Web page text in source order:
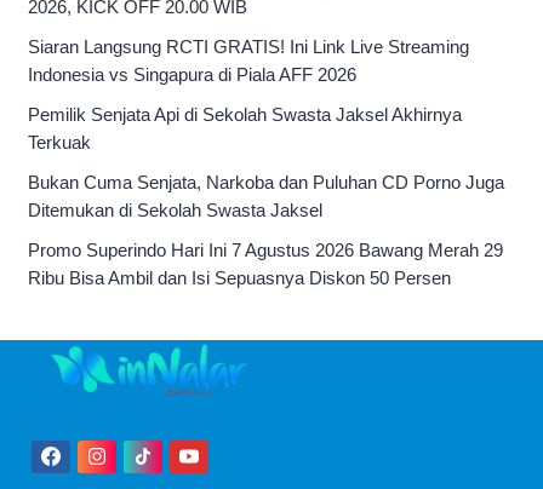
2026, KICK OFF 20.00 WIB
Siaran Langsung RCTI GRATIS! Ini Link Live Streaming
Indonesia vs Singapura di Piala AFF 2026
Pemilik Senjata Api di Sekolah Swasta Jaksel Akhirnya
Terkuak
Bukan Cuma Senjata, Narkoba dan Puluhan CD Porno Juga
Ditemukan di Sekolah Swasta Jaksel
Promo Superindo Hari Ini 7 Agustus 2026 Bawang Merah 29
Ribu Bisa Ambil dan Isi Sepuasnya Diskon 50 Persen